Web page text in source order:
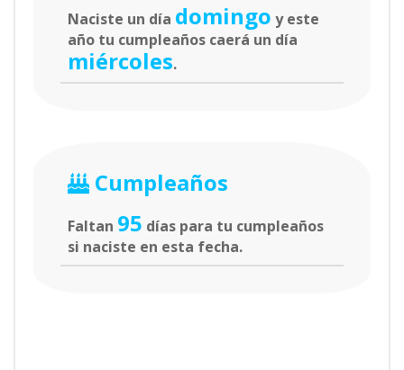
Naciste un día domingo y este
año tu cumpleaños caerá un día
miércoles.
Cumpleaños
Faltan 95 días para tu cumpleaños
si naciste en esta fecha.